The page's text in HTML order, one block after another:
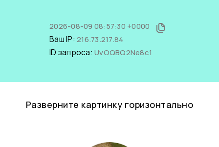
2026-08-09 08:57:30 +0000
Ваш IP: 216.73.217.84
ID запроса: UvOQBQ2Ne8c1
Разверните картинку горизонтально